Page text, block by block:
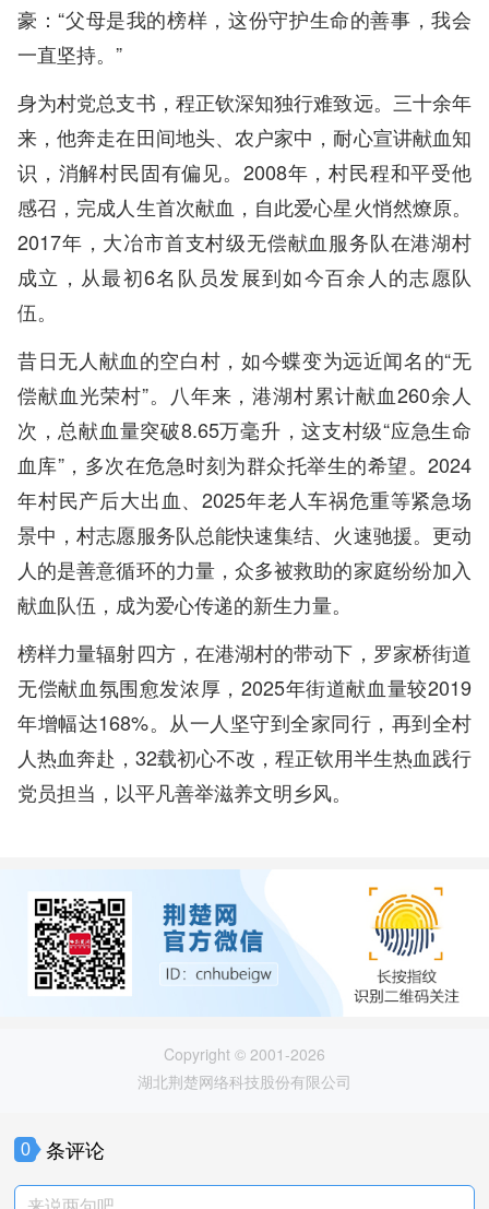
豪：“父母是我的榜样，这份守护生命的善事，我会
一直坚持。”
身为村党总支书，程正钦深知独行难致远。三十余年
来，他奔走在田间地头、农户家中，耐心宣讲献血知
识，消解村民固有偏见。2008年，村民程和平受他
感召，完成人生首次献血，自此爱心星火悄然燎原。
2017年，大冶市首支村级无偿献血服务队在港湖村
成立，从最初6名队员发展到如今百余人的志愿队
伍。
昔日无人献血的空白村，如今蝶变为远近闻名的“无
偿献血光荣村”。八年来，港湖村累计献血260余人
次，总献血量突破8.65万毫升，这支村级“应急生命
血库”，多次在危急时刻为群众托举生的希望。2024
年村民产后大出血、2025年老人车祸危重等紧急场
景中，村志愿服务队总能快速集结、火速驰援。更动
人的是善意循环的力量，众多被救助的家庭纷纷加入
献血队伍，成为爱心传递的新生力量。
榜样力量辐射四方，在港湖村的带动下，罗家桥街道
无偿献血氛围愈发浓厚，2025年街道献血量较2019
年增幅达168%。从一人坚守到全家同行，再到全村
人热血奔赴，32载初心不改，程正钦用半生热血践行
党员担当，以平凡善举滋养文明乡风。
Copyright © 2001-2026
湖北荆楚网络科技股份有限公司
0 条评论